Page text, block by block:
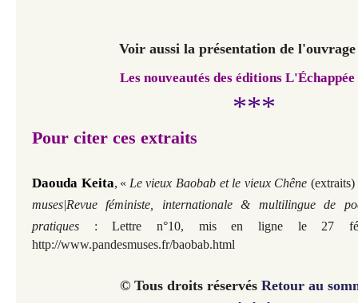
Voir aussi la présentation de l'ouvrage
Les nouveautés des éditions
***
Pour citer ces extraits
Daouda Keita, « Le vieux Baobab et le vieux Chêne (extraits)
muses|Revue féministe, internationale & multilingue de
pratiques : Lettre n°10, mis en ligne le 27
http://www.pandesmuses.fr/baobab.html
© Tous droits réservés Retour au